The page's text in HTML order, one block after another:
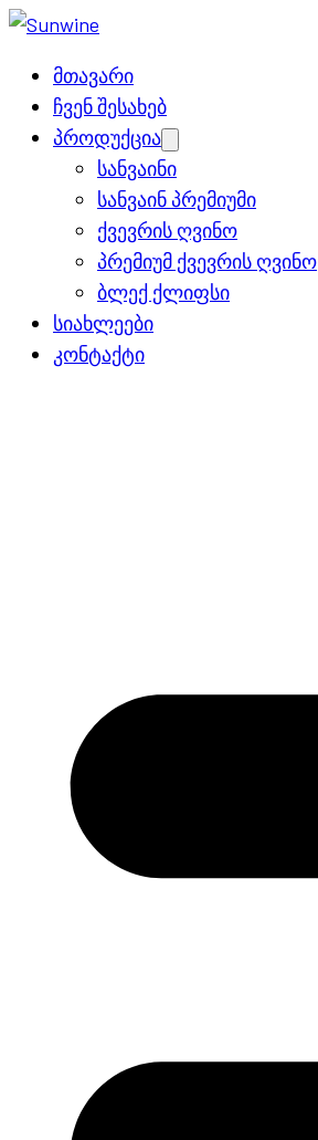
მთავარი
ჩვენ შესახებ
პროდუქცია
menu
სანვაინი
სანვაინ პრემიუმი
ქვევრის ღვინო
პრემიუმ ქვევრის ღვინო
ბლექ ქლიფსი
სიახლეები
კონტაქტი